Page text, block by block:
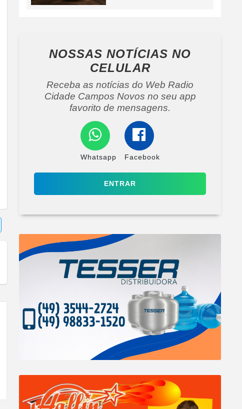
NOSSAS NOTÍCIAS NO
CELULAR
Receba as notícias do Web Radio
Cidade Campos Novos no seu app
favorito de mensagens.
Whatsapp Facebook
ENTRAR